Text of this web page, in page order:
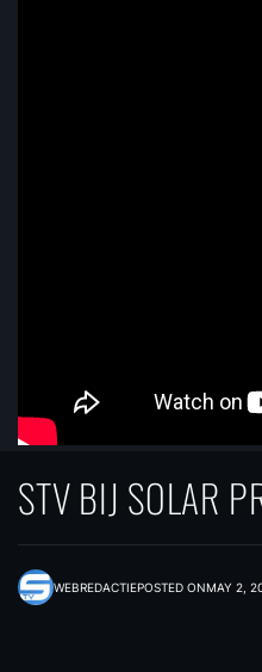
STV BIJ SOLAR
WEBREDACTIEPOSTED ONMAY 2,